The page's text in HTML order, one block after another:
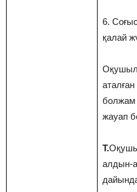
6.
қалай
аталған
болжам
жауап
Т.
алдын-